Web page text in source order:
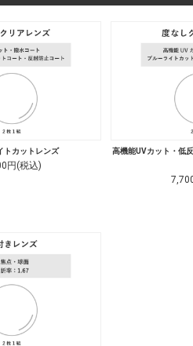
トカットレンズ
円(税込)
高機能UVカット・低